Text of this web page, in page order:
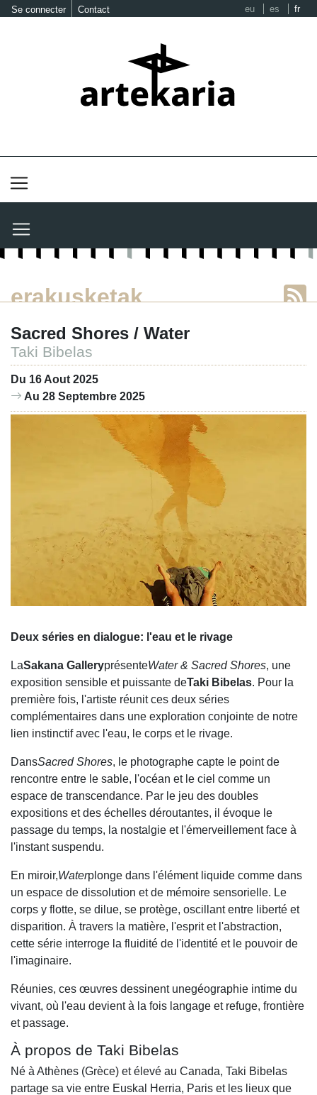
Se connecter Contact eu es fr
erakusketak
Sacred Shores / Water
Taki Bibelas
Du 16 Aout 2025
Au 28 Septembre 2025
Deux séries en dialogue: l'eau et le rivage
LaSakana GalleryprésenteWater & Sacred Shores, une
exposition sensible et puissante deTaki Bibelas. Pour la
première fois, l'artiste réunit ces deux séries
complémentaires dans une exploration conjointe de notre
lien instinctif avec l'eau, le corps et le rivage.
DansSacred Shores, le photographe capte le point de
rencontre entre le sable, l'océan et le ciel comme un
espace de transcendance. Par le jeu des doubles
expositions et des échelles déroutantes, il évoque le
passage du temps, la nostalgie et l'émerveillement face à
l'instant suspendu.
En miroir,Waterplonge dans l'élément liquide comme dans
un espace de dissolution et de mémoire sensorielle. Le
corps y flotte, se dilue, se protège, oscillant entre liberté et
disparition. À travers la matière, l'esprit et l'abstraction,
cette série interroge la fluidité de l'identité et le pouvoir de
l'imaginaire.
Réunies, ces œuvres dessinent unegéographie intime du
vivant, où l'eau devient à la fois langage et refuge, frontière
et passage.
À propos de Taki Bibelas
Né à Athènes (Grèce) et élevé au Canada, Taki Bibelas
partage sa vie entre Euskal Herria, Paris et les lieux que